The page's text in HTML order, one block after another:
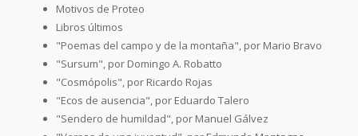
Motivos de Proteo
Libros últimos
"Poemas del campo y de la montaña", por Mario Bravo
"Sursum", por Domingo A. Robatto
"Cosmópolis", por Ricardo Rojas
"Ecos de ausencia", por Eduardo Talero
"Sendero de humildad", por Manuel Gálvez